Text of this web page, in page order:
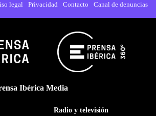
legal Privacidad Contacto Canal de denuncias
Ibérica Media
Radio y televisión